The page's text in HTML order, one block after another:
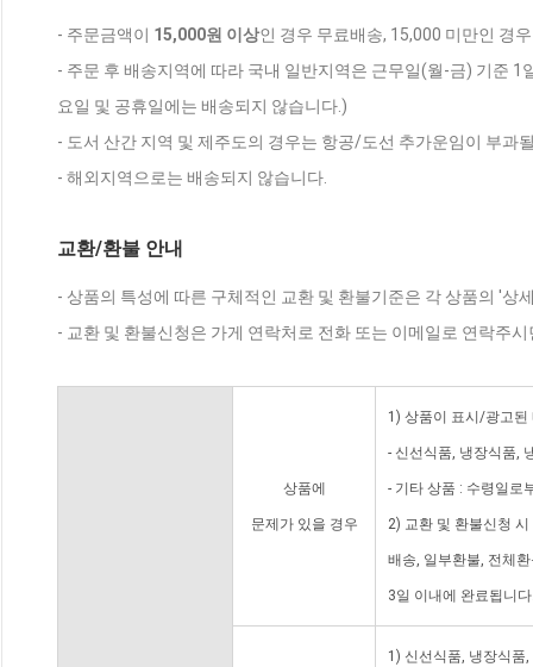
- 주문금액이 15,000원 이상인 경우 무료배송, 15,000 미만인 경
- 주문 후 배송지역에 따라 국내 일반지역은 근무일(월-금) 기준
요일 및 공휴일에는 배송되지 않습니다.)
- 도서 산간 지역 및 제주도의 경우는 항공/도선 추가운임이 부과
- 해외지역으로는 배송되지 않습니다.
교환/환불 안내
- 상품의 특성에 따른 구체적인 교환 및 환불기준은 각 상품의 '상
- 교환 및 환불신청은 가게 연락처로 전화 또는 이메일로 연락주
상품에
문제가 있을 경우
1) 상품이 표시/광고된
- 신선식품, 냉장식품,
- 기타 상품 : 수령일로
2) 교환 및 환불신청
배송, 일부환불, 전체
3일 이내에 완료됩니
1) 신선식품, 냉장식품